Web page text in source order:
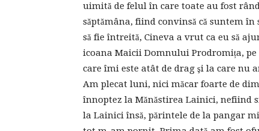
uimită de felul în care toate au fost
săptămâna, fiind convinsă că suntem
să fie întreită, Cineva a vrut ca eu să
icoana Maicii Domnului Prodromița,
care îmi este atât de drag şi la care nu
Am plecat luni, nici măcar foarte de
înnoptez la Mănăstirea Lainici, nefiind
la Lainici însă, părintele de la pangar